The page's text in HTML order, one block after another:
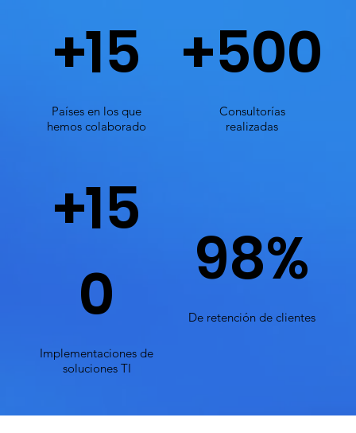
+500
Consultorías
realizadas
+15
0
Implementaciones de
soluciones TI
+15
Países en los que
hemos colaborado
98%
De retención de clientes